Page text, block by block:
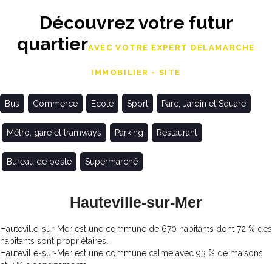
Découvrez votre futur
quartierAVEC VOTRE EXPERT DELAMARCHE
IMMOBILIER - SITE
Bus Commerce Ecole Sport Parc, Jardin et Square
Métro, gare et tramways Parking Restaurant
Bureau de poste Supermarché
Hauteville-sur-Mer
Hauteville-sur-Mer est une commune de 670 habitants dont 72 % des
habitants sont propriétaires.
Hauteville-sur-Mer est une commune calme avec 93 % de maisons